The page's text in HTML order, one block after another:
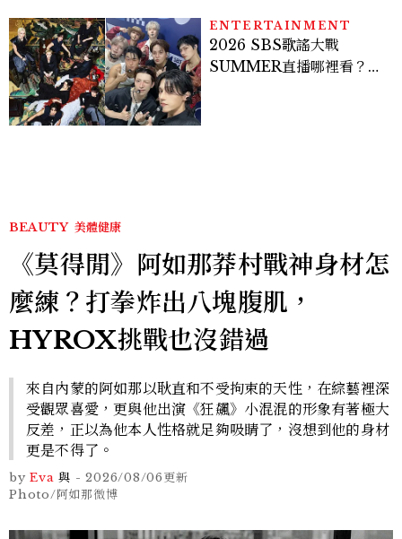
ENTERTAINMENT
2026 SBS歌謠大戰
SUMMER直播哪裡看？
BEAUTY 美體健康
《莫得閒》阿如那莽村戰神身材怎
麼練？打拳炸出八塊腹肌，
HYROX挑戰也沒錯過
來自內蒙的阿如那以耿直和不受拘束的天性，在綜藝裡深
受觀眾喜愛，更與他出演《狂飆》小混混的形象有著極大
反差，正以為他本人性格就足夠吸睛了，沒想到他的身材
更是不得了。
by Eva 與 -2026/08/06更新
Photo/阿如那微博